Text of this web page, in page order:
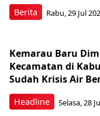
Berita Rabu, 29 Jul
Headline
Kemarau Baru
Kecamatan di
Sudah Krisis Air
Selasa, 28